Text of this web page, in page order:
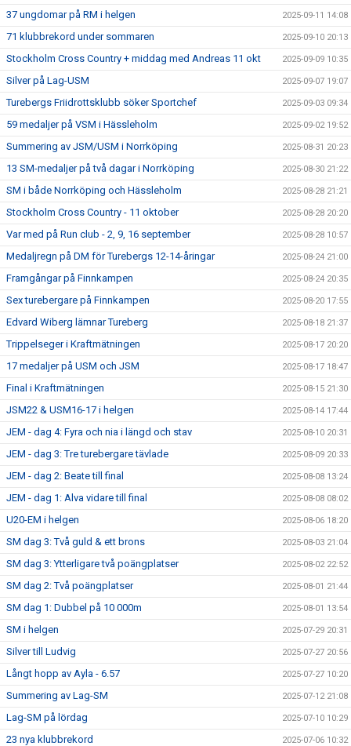
37 ungdomar på RM i helgen 2025-09-11 14:08
71 klubbrekord under sommaren 2025-09-10 20:13
Stockholm Cross Country + middag med Andreas 11 okt 2025-09-09 10:35
Silver på Lag-USM 2025-09-07 19:07
Turebergs Friidrottsklubb söker Sportchef 2025-09-03 09:34
59 medaljer på VSM i Hässleholm 2025-09-02 19:52
Summering av JSM/USM i Norrköping 2025-08-31 20:23
13 SM-medaljer på två dagar i Norrköping 2025-08-30 21:22
SM i både Norrköping och Hässleholm 2025-08-28 21:21
Stockholm Cross Country - 11 oktober 2025-08-28 20:20
Var med på Run club - 2, 9, 16 september 2025-08-28 10:57
Medaljregn på DM för Turebergs 12-14-åringar 2025-08-24 21:00
Framgångar på Finnkampen 2025-08-24 20:35
Sex turebergare på Finnkampen 2025-08-20 17:55
Edvard Wiberg lämnar Tureberg 2025-08-18 21:37
Trippelseger i Kraftmätningen 2025-08-17 20:20
17 medaljer på USM och JSM 2025-08-17 18:47
Final i Kraftmätningen 2025-08-15 21:30
JSM22 & USM16-17 i helgen 2025-08-14 17:44
JEM - dag 4: Fyra och nia i längd och stav 2025-08-10 20:31
JEM - dag 3: Tre turebergare tävlade 2025-08-09 20:33
JEM - dag 2: Beate till final 2025-08-08 13:24
JEM - dag 1: Alva vidare till final 2025-08-08 08:02
U20-EM i helgen 2025-08-06 18:20
SM dag 3: Två guld & ett brons 2025-08-03 21:04
SM dag 3: Ytterligare två poängplatser 2025-08-02 22:52
SM dag 2: Två poängplatser 2025-08-01 21:44
SM dag 1: Dubbel på 10 000m 2025-08-01 13:54
SM i helgen 2025-07-29 20:31
Silver till Ludvig 2025-07-27 20:56
Långt hopp av Ayla - 6.57 2025-07-27 10:20
Summering av Lag-SM 2025-07-12 21:08
Lag-SM på lördag 2025-07-10 10:29
23 nya klubbrekord 2025-07-06 10:32